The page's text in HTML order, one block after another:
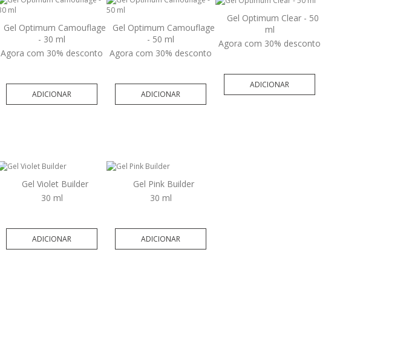
Gel Optimum Camouflage
- 30 ml
Agora com 30% desconto
ADICIONAR
Gel Optimum Camouflage
- 50 ml
Agora com 30% desconto
ADICIONAR
Gel Optimum Clear - 50
ml
Agora com 30% desconto
ADICIONAR
Gel Violet Builder
30 ml
ADICIONAR
Gel Pink Builder
30 ml
ADICIONAR